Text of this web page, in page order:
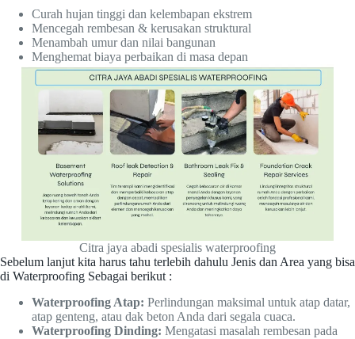
Curah hujan tinggi dan kelembapan ekstrem
Mencegah rembesan & kerusakan struktural
Menambah umur dan nilai bangunan
Menghemat biaya perbaikan di masa depan
Citra jaya abadi spesialis waterproofing
Sebelum lanjut kita harus tahu terlebih dahulu Jenis dan Area yang bisa
di Waterproofing Sebagai berikut :
Waterproofing Atap: Perlindungan maksimal untuk atap datar,
atap genteng, atau dak beton Anda dari segala cuaca.
Waterproofing Dinding: Mengatasi masalah rembesan pada